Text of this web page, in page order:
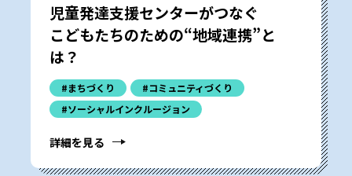
児童発達支援センターがつなぐ
こどもたちのための“地域連携”と
は？
#まちづくり
#コミュニティづくり
#ソーシャルインクルージョン
詳細を見る